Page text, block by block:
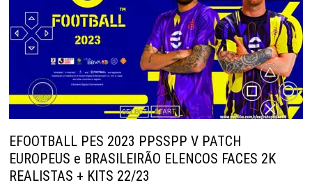
EFOOTBALL PES 2023 PPSSPP V PATCH
EUROPEUS e BRASILEIRÃO ELENCOS FACES 2K
REALISTAS + KITS 22/23